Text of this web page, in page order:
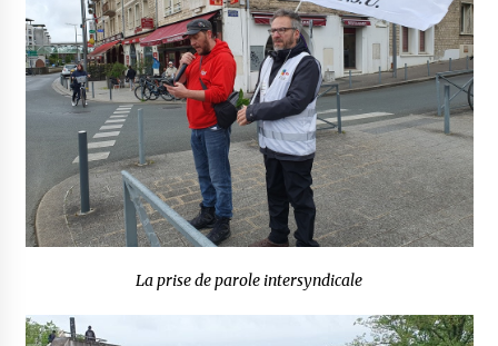
La prise de parole intersyndicale